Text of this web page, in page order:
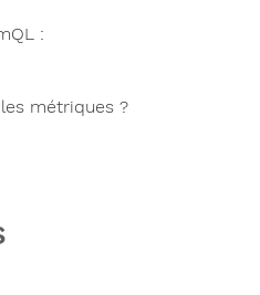
:
métriques ?